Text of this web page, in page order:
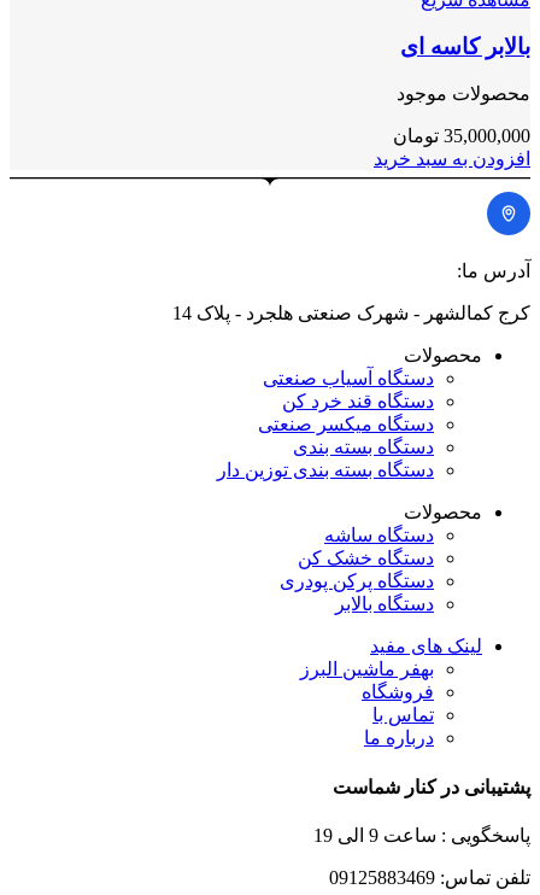
بالابر کاسه ای
محصولات موجود
35,000,000 تومان
افزودن به سبد خرید
آدرس ما:
کرج کمالشهر - شهرک صنعتی هلجرد - پلاک 14
محصولات
دستگاه آسیاب صنعتی
دستگاه قند خرد کن
دستگاه میکسر صنعتی
دستگاه بسته بندی
دستگاه بسته بندی توزین دار
محصولات
دستگاه ساشه
دستگاه خشک کن
دستگاه پرکن پودری
دستگاه بالابر
لینک های مفید
بهفر ماشین البرز
فروشگاه
تماس با
درباره ما
پشتیبانی در کنار شماست
پاسخگویی : ساعت 9 الی 19
تلفن تماس: 09125883469